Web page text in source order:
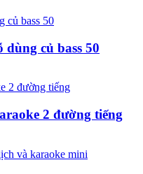
củ bass 50
2 đường tiếng